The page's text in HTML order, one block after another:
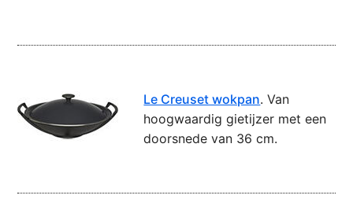
Le Creuset wokpan. Van
hoogwaardig gietijzer met een
doorsnede van 36 cm.